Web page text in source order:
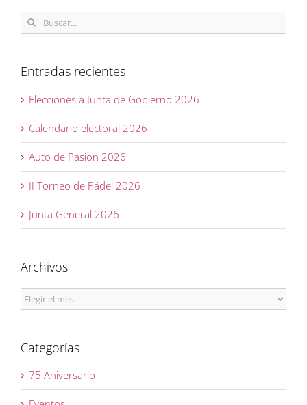
Buscar:
Entradas recientes
Elecciones a Junta de Gobierno 2026
Calendario electoral 2026
Auto de Pasion 2026
II Torneo de Pádel 2026
Junta General 2026
Archivos
Archivos
Categorías
75 Aniversario